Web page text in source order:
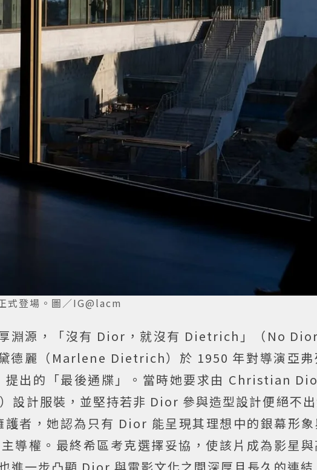
式登場。圖／IG@lacm
淵源，「沒有 Dior，就沒有 Dietrich」（No
德麗（Marlene Dietrich）於 1950 年對導演亞弗
出的「最後通牒」。當時她要求由 Christian
設計服裝，並堅持若非 Dior 參與造型設計便絕不
者，她認為只有 Dior 能呈現其理想中的銀幕形象
導權。最終希區考克選擇妥協，使該片成為影星